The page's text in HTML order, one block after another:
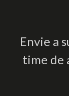
Envie a
time de